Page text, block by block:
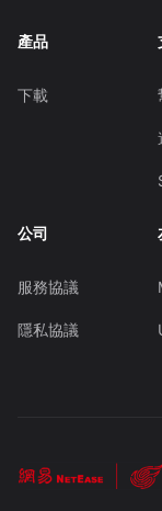
產品
下載
公司
服務協議
隱私協議